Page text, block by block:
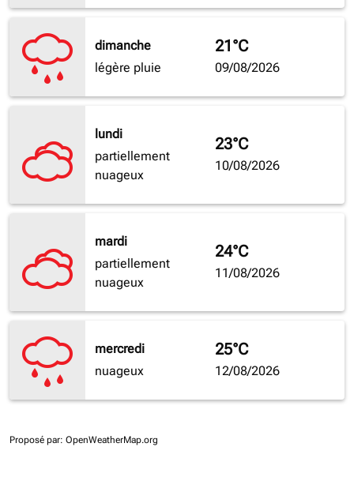
dimanche
légère pluie
21°C
09/08/2026
lundi
partiellement
nuageux
23°C
10/08/2026
mardi
partiellement
nuageux
24°C
11/08/2026
mercredi
nuageux
25°C
12/08/2026
Proposé par: OpenWeatherMap.org